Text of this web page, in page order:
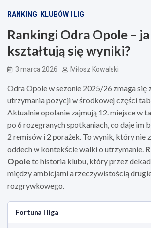
RANKINGI KLUBÓW I LIG
Rankingi Odra Opole –
kształtują się wyniki?
3 marca 2026 Miłosz Kowalski
Odra Opole w sezonie 2025/26 zmaga się
utrzymania pozycji w środkowej części
Aktualnie opolanie zajmują 12. miejsce w
po 6 rozegranych spotkaniach, co daje im
2 remisów i 2 porażek. To wynik, który nie
oddech w kontekście walki o utrzymanie.
Opoleto historia klubu, który przez
między ambicjami a rzeczywistością
rozgrywkowego.
Fortuna I liga